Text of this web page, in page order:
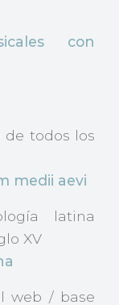
con
de todos los
medii aevi
latina
XV
web / base